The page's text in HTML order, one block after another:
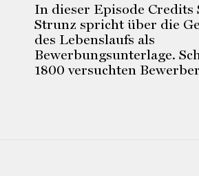
In dieser Episode Credits
Strunz spricht über die
des Lebenslaufs als
Bewerbungsunterlage.
1800 versuchten